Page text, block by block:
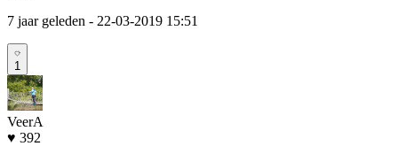
7 jaar geleden - 22-03-2019 15:51
1
VeerA
♥ 392